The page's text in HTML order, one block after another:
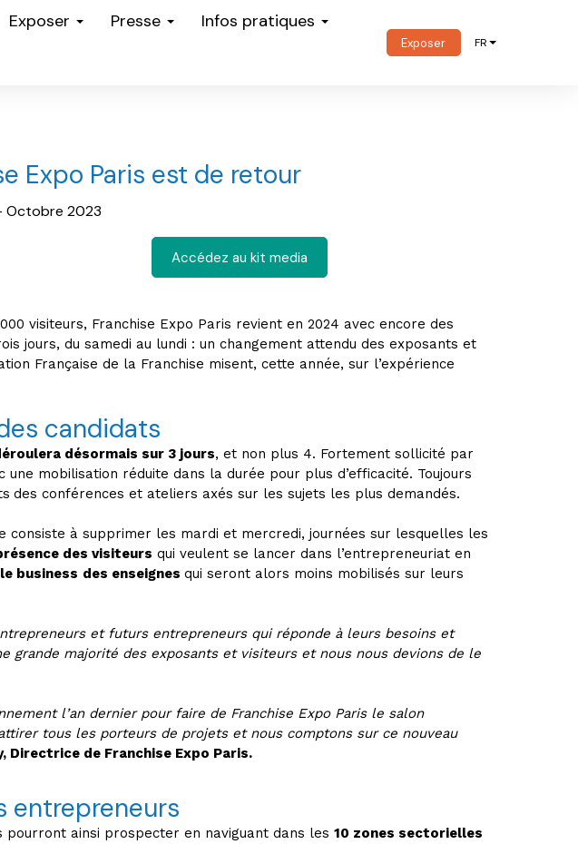
Exposer Presse
Infos pratiques
Exposer FR
Expo Paris est de retour
Octobre 2023
Accédez au kit media
visiteurs, Franchise Expo Paris revient en 2024 avec encore des
jours, du samedi au lundi : un changement attendu des exposants et
Française de la Franchise misent, cette année, sur l’expérience
candidats
désormais sur 3 jours, et non plus 4. Fortement sollicité par
mobilisation réduite dans la durée pour plus d’efficacité. Toujours
des conférences et ateliers axés sur les sujets les plus demandés.
consiste à supprimer les mardi et mercredi, journées sur lesquelles les
des visiteurs qui veulent se lancer dans l’entrepreneuriat en
business des enseignes qui seront alors moins mobilisés sur leurs
et futurs entrepreneurs qui réponde à leurs besoins et
majorité des exposants et visiteurs et nous nous devions de le
l’an dernier pour faire de Franchise Expo Paris le salon
tous les porteurs de projets et nous comptons sur ce nouveau
Directrice de Franchise Expo Paris.
entrepreneurs
pourront ainsi prospecter en naviguant dans les 10 zones sectorielles